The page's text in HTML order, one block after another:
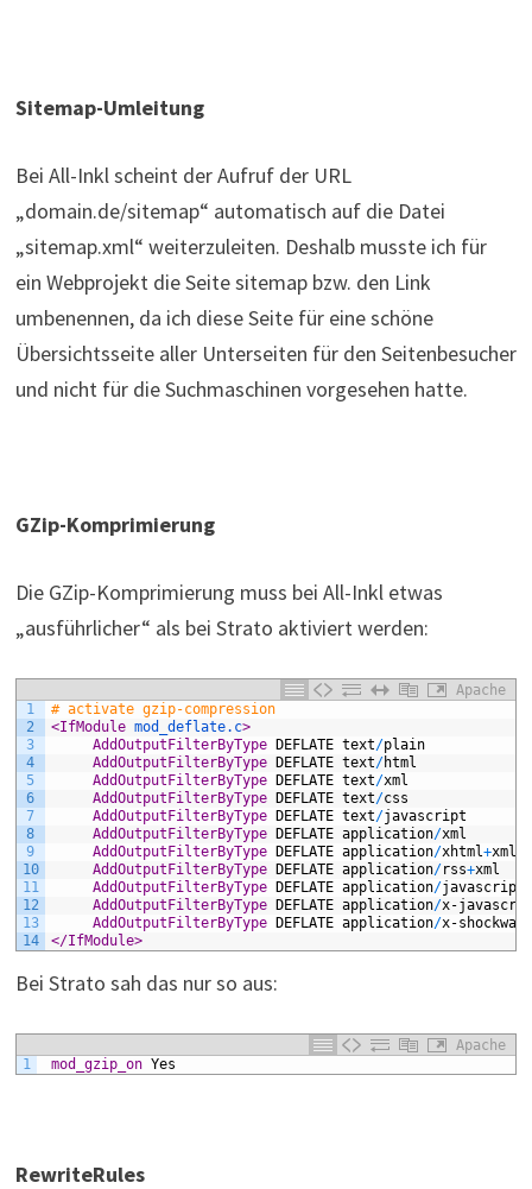
Sitemap-Umleitung
Bei All-Inkl scheint der Aufruf der URL
„domain.de/sitemap“ automatisch auf die Datei
„sitemap.xml“ weiterzuleiten. Deshalb musste ich für
ein Webprojekt die Seite sitemap bzw. den Link
umbenennen, da ich diese Seite für eine schöne
Übersichtsseite aller Unterseiten für den Seitenbesucher
und nicht für die Suchmaschinen vorgesehen hatte.
GZip-Komprimierung
Die GZip-Komprimierung muss bei All-Inkl etwas
„ausführlicher“ als bei Strato aktiviert werden:
Apache
1
2
3
4
5
6
7
8
9
10
11
12
13
14
# activate gzip-compression
<IfModule mod_deflate.c>
	 AddOutputFilterByType
DEFLATE text/plain
	 AddOutputFilterByType
DEFLATE text/html
	 AddOutputFilterByType
DEFLATE text/xml
	 AddOutputFilterByType
DEFLATE text/css
	 AddOutputFilterByType
DEFLATE text/javascript
	 AddOutputFilterByType
DEFLATE application/xml
	 AddOutputFilterByType
DEFLATE application/xhtml+xml
	 AddOutputFilterByType
DEFLATE application/rss+xml
	 AddOutputFilterByType
DEFLATE application/javascript
	 AddOutputFilterByType
DEFLATE application/x-
	 AddOutputFilterByType
DEFLATE application/x-
</IfModule>
Bei Strato sah das nur so aus:
Apache
1
mod_gzip_on Yes
RewriteRules